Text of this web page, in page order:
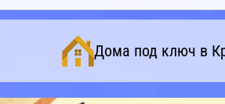
Дома под ключ в